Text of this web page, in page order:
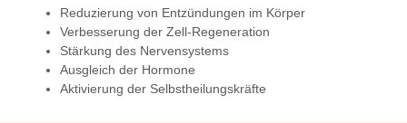
Reduzierung von Entzündungen im Körper
Verbesserung der Zell-Regeneration
Stärkung des Nervensystems
Ausgleich der Hormone
Aktivierung der Selbstheilungskräfte